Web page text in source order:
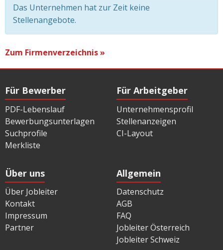
Das Unternehmen hat zur Zeit keine
Stellenangebote.
Zum Firmenverzeichnis »
Für Bewerber
PDF-Lebenslauf
Bewerbungsunterlagen
Suchprofile
Merkliste
Für Arbeitgeber
Unternehmensprofil
Stellenanzeigen
CI-Layout
Über uns
Über Jobleiter
Kontakt
Impressum
Partner
Allgemein
Datenschutz
AGB
FAQ
Jobleiter Österreich
Jobleiter Schweiz